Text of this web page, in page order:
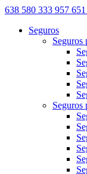
638 580 333 957
Seguros
Seguros
Seguros